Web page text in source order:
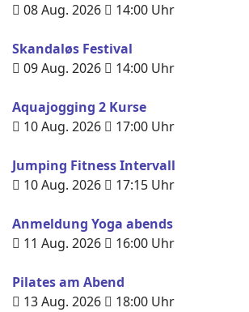
08 Aug. 2026
14:00 Uhr
Skandaløs Festival
09 Aug. 2026
14:00 Uhr
Aquajogging 2 Kurse
10 Aug. 2026
17:00 Uhr
Jumping Fitness Intervall
10 Aug. 2026
17:15 Uhr
Anmeldung Yoga abends
11 Aug. 2026
16:00 Uhr
Pilates am Abend
13 Aug. 2026
18:00 Uhr